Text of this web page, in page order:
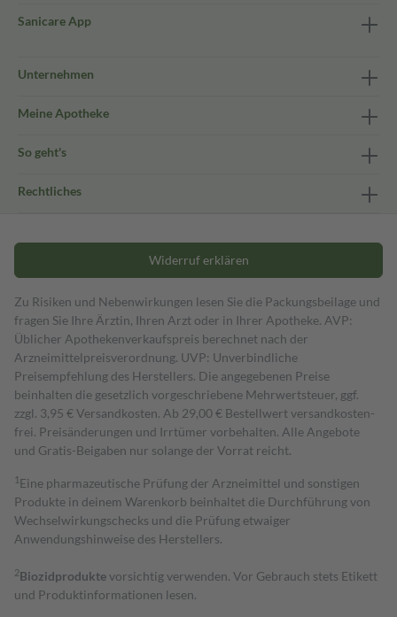
Sanicare App
Unternehmen
Meine Apotheke
So geht's
Rechtliches
Widerruf erklären
Zu Risiken und Nebenwirkungen lesen Sie die Packungsbeilage und
fragen Sie Ihre Ärztin, Ihren Arzt oder in Ihrer Apotheke. AVP:
Üblicher Apothekenverkaufspreis berechnet nach der
Arzneimittelpreisverordnung. UVP: Unverbindliche
Preisempfehlung des Herstellers. Die angegebenen Preise
beinhalten die gesetzlich vorgeschriebene Mehrwertsteuer, ggf.
zzgl. 3,95 € Versandkosten. Ab 29,00 € Bestell­wert versand­kosten­
frei. Preisänderungen und Irrtümer vorbehalten. Alle Angebote
und Gratis-Beigaben nur solange der Vorrat reicht.
1 Eine pharmazeutische Prüfung der Arzneimittel und sonstigen
Produkte in deinem Warenkorb beinhaltet die Durchführung von
Wechselwirkungschecks und die Prüfung etwaiger
Anwendungshinweise des Herstellers.
2Biozidproduktevorsichtig verwenden. Vor Gebrauch stets Etikett
und Produktinformationen lesen.